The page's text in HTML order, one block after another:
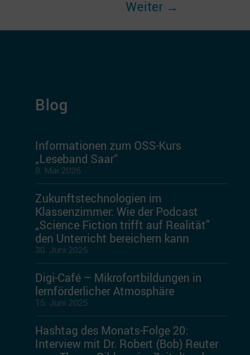
Weiter →
Blog
Informationen zum OSS-Kurs
„Leseband Saar“
8. Mai 2026
Zukunftstechnologien im
Klassenzimmer: Wie der Podcast
„Science Fiction trifft auf Realität”
den Unterricht bereichern kann
30. Juni 2025
Digi-Café – Mikrofortbildungen in
lernförderlicher Atmosphäre
15. Juni 2025
Hashtag des Monats-Folge 20:
Interview mit Dr. Robert (Bob) Reuter